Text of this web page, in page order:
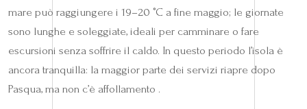
mare può raggiungere i 19–20 °C a fine maggio; le giornate
sono lunghe e soleggiate, ideali per camminare o fare
escursioni senza soffrire il caldo. In questo periodo l’isola è
ancora tranquilla: la maggior parte dei servizi riapre dopo
Pasqua, ma non c’è affollamento .